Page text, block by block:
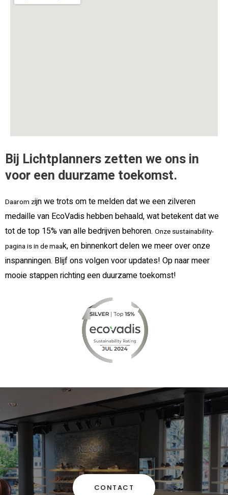
Bij Lichtplanners zetten we ons in
voor een duurzame toekomst.
Daarom zijn we trots om te melden dat we een zilveren
medaille van EcoVadis hebben behaald, wat betekent dat we
tot de top 15% van alle bedrijven behoren. Onze sustainability-
pagina is in de maak, en binnenkort delen we meer over onze
inspanningen. Blijf ons volgen voor updates! Op naar meer
mooie stappen richting een duurzame toekomst!
CONTACT